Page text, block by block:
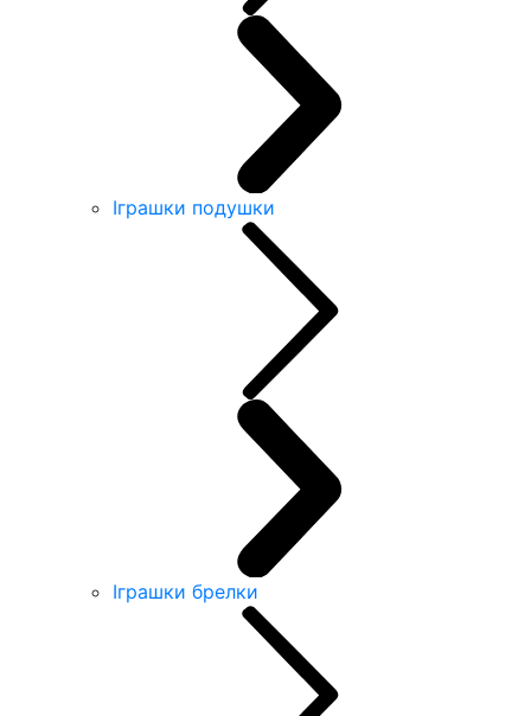
Іграшки подушки
Іграшки брелки